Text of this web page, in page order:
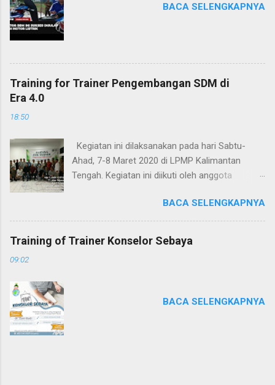
BACA SELENGKAPNYA
Training for Trainer Pengembangan SDM di
Era 4.0
18:50
Kegiatan ini dilaksanakan pada hari Sabtu-
Ahad, 7-8 Maret 2020 di LPMP Kalimantan
Tengah. Kegiatan ini diikuti oleh anggota
BACA SELENGKAPNYA
Training of Trainer Konselor Sebaya
09:02
BACA SELENGKAPNYA